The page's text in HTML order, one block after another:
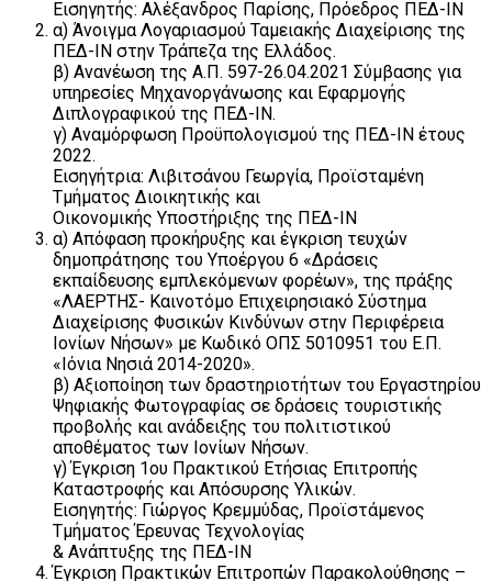
Εισηγητής: Αλέξανδρος Παρίσης, Πρόεδρος ΠΕΔ-ΙΝ
α) Άνοιγμα Λογαριασμού Ταμειακής Διαχείρισης της
ΠΕΔ-ΙΝ στην Τράπεζα της Ελλάδος.
β) Ανανέωση της Α.Π. 597-26.04.2021 Σύμβασης για
υπηρεσίες Μηχανοργάνωσης και Εφαρμογής
Διπλογραφικού της ΠΕΔ-ΙΝ.
γ) Αναμόρφωση Προϋπολογισμού της ΠΕΔ-ΙΝ έτους
2022.
Εισηγήτρια: Λιβιτσάνου Γεωργία, Προϊσταμένη
Τμήματος Διοικητικής και
Οικονομικής Υποστήριξης της ΠΕΔ-ΙΝ
α) Απόφαση προκήρυξης και έγκριση τευχών
δημοπράτησης του Υποέργου 6 «Δράσεις
εκπαίδευσης εμπλεκόμενων φορέων», της πράξης
«ΛΑΕΡΤΗΣ- Καινοτόμο Επιχειρησιακό Σύστημα
Διαχείρισης Φυσικών Κινδύνων στην Περιφέρεια
Ιονίων Νήσων» με Κωδικό ΟΠΣ 5010951 του Ε.Π.
«Ιόνια Νησιά 2014-2020».
β) Αξιοποίηση των δραστηριοτήτων του Εργαστηρίου
Ψηφιακής Φωτογραφίας σε δράσεις τουριστικής
προβολής και ανάδειξης του πολιτιστικού
αποθέματος των Ιονίων Νήσων.
γ) Έγκριση 1ου Πρακτικού Ετήσιας Επιτροπής
Καταστροφής και Απόσυρσης Yλικών.
Εισηγητής: Γιώργος Κρεμμύδας, Προϊστάμενος
Τμήματος Έρευνας Τεχνολογίας
& Ανάπτυξης της ΠΕΔ-ΙΝ
Έγκριση Πρακτικών Επιτροπών Παρακολούθησης –